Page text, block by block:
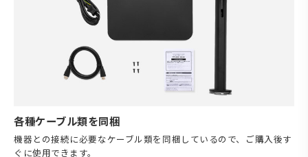
各種ケーブル類を同梱
機器との接続に必要なケーブル類を同梱しているので、ご購入後す
ぐに使用できます。